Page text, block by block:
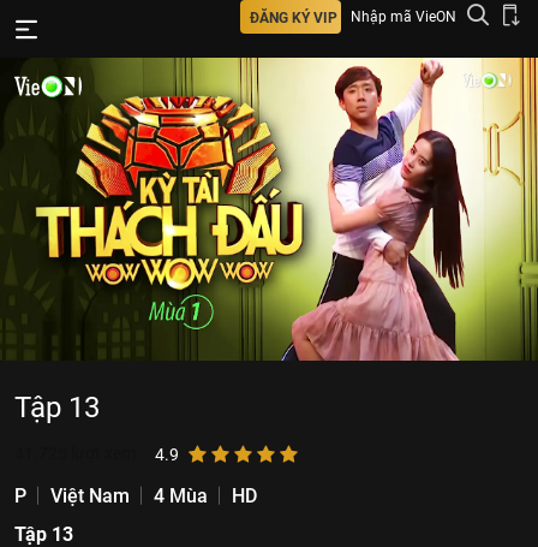
ĐĂNG KÝ VIP Nhập mã VieON
Tập 13
4.9
P Việt Nam 4 Mùa
HD
Tập 13